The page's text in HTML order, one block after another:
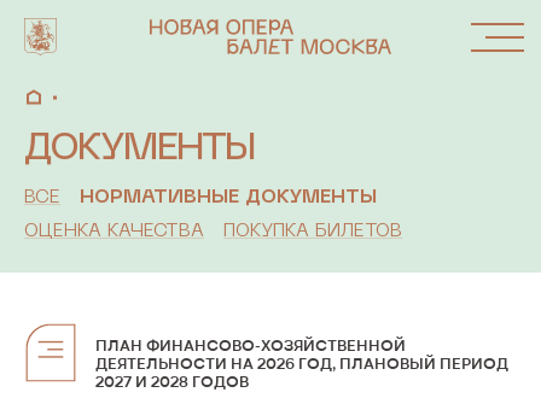
АФИША
АБОНЕМЕНТЫ
ОКНО
ДОКУМЕНТЫ
ВСЕ
НОРМАТИВНЫЕ ДОКУМЕНТЫ
ОЦЕНКА КАЧЕСТВА
ПОКУПКА БИЛЕТОВ
ПЛАН ФИНАНСОВО-ХОЗЯЙСТВЕННОЙ
ДЕЯТЕЛЬНОСТИ НА 2026 ГОД, ПЛАНОВЫЙ ПЕРИОД
2027 И 2028 ГОДОВ